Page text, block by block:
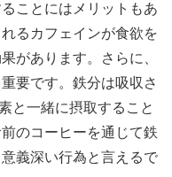
ことにはメリットもあ
るカフェインが食欲を
があります。さらに、
要です。鉄分は吸収さ
と一緒に摂取すること
のコーヒーを通じて鉄
義深い行為と言えるで